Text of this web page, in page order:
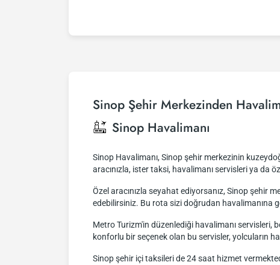
Sinop Şehir Merkezinden
Sinop Havalimanı
Sinop Havalimanı, Sinop şehir merkezinin
aracınızla, ister taksi, havalimanı servisleri ya da
Özel aracınızla seyahat ediyorsanız, Sinop şehir
edebilirsiniz. Bu rota sizi doğrudan havalimanına
Metro Turizm'in düzenlediği havalimanı servisleri,
konforlu bir seçenek olan bu servisler, yolcuların
Sinop şehir içi taksileri de 24 saat hizmet